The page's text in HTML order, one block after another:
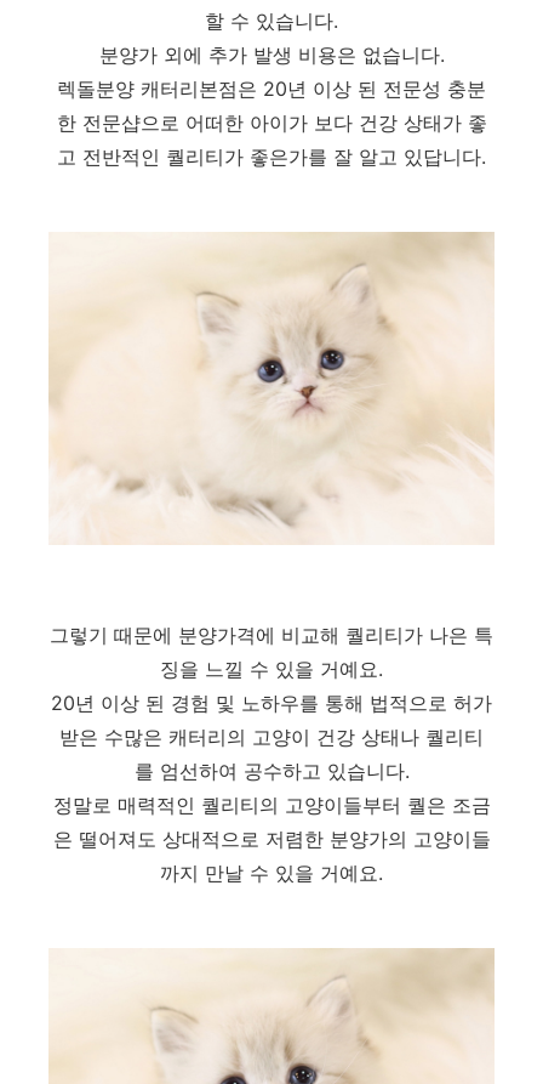
할 수 있습니다.
분양가 외에 추가 발생 비용은 없습니다.
렉돌분양 캐터리본점은 20년 이상 된 전문성 충분
한 전문샵으로 어떠한 아이가 보다 건강 상태가 좋
고 전반적인 퀄리티가 좋은가를 잘 알고 있답니다.
그렇기 때문에 분양가격에 비교해 퀄리티가 나은 특
징을 느낄 수 있을 거예요.
20년 이상 된 경험 및 노하우를 통해 법적으로 허가
받은 수많은 캐터리의 고양이 건강 상태나 퀄리티
를 엄선하여 공수하고 있습니다.
정말로 매력적인 퀄리티의 고양이들부터 퀄은 조금
은 떨어져도 상대적으로 저렴한 분양가의 고양이들
까지 만날 수 있을 거예요.